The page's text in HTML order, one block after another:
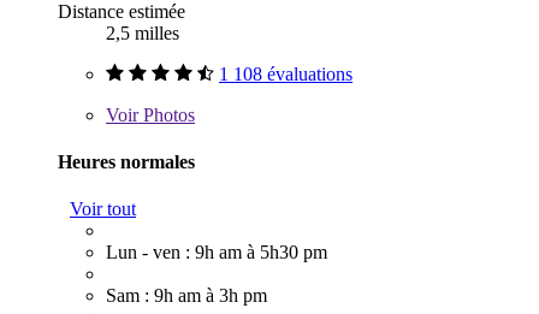
Distance estimée
2,5 milles
1 108 évaluations
VoirPhotos
Heures normales
Voir tout
Lun - ven : 9h am à 5h30 pm
Sam : 9h am à 3h pm